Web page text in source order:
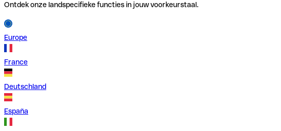
Ontdek onze landspecifieke functies in jouw voorkeurstaal.
Europe
France
Deutschland
España